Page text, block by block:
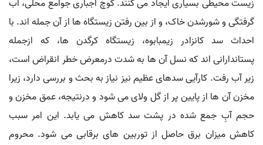
زیست محیطی بسیاری ایجاد می کنند. کوچ اجباری جوامع محلی، آب
گرفتگی و شورشدن خاک، و از بین رفتن زیستگاه ها از آن جمله اند. با
احداث سد کانزادر زیمبابوه، زیستگاه کرگدن ها، که ازجمله
پستاندارانی اند که نسل آن ها به شدت درمعرض خطر انقراض است،
زیر آب رفت. کارآیی سدهای عظیم نیز نیاز به بحث و بررسی دارد، زیرا
مخزن آن ها از پایین پر از گل ولای می شود و درنتیجه، عمق مخزن و
حجم آبِ جمع شده در پشت سد کاهش می یابد. این امر سبب
کاهش میزان برق حاصل از توربین های برقابی می شود. محروم